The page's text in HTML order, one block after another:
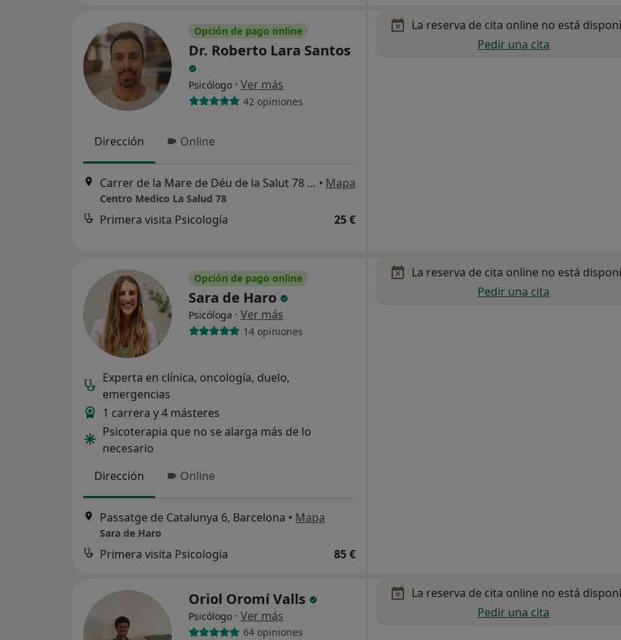
Opción de pago online
Dr. Roberto Lara Santos
Psicólogo · Ver más
42 opiniones
Dirección Online
Carrer de la Mare de Déu de la Salut 78 1C, Barcelona • Mapa
Centro Medico La Salud 78
Primera visita Psicología 25 €
La reserva de cita online no está
Pedir una cita
Opción de pago online
Sara de Haro
Psicóloga · Ver más
14 opiniones
Experta en clínica, oncología, duelo,
emergencias
1 carrera y 4 másteres
Psicoterapia que no se alarga más de lo
necesario
Dirección
Online
Passatge de Catalunya 6, Barcelona • Mapa
Sara de Haro
Primera visita Psicología 85 €
La reserva de cita online no está
Pedir una cita
Oriol Oromí Valls
Psicólogo · Ver más
64 opiniones
La reserva de cita online no está
Pedir una cita